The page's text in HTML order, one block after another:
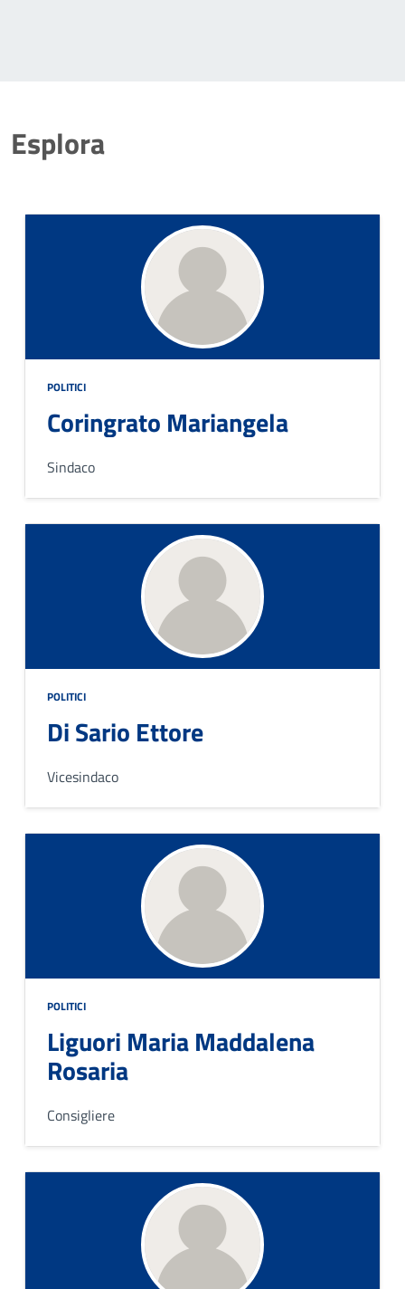
Esplora
POLITICI
Coringrato Mariangela
Sindaco
POLITICI
Di Sario Ettore
Vicesindaco
POLITICI
Liguori Maria Maddalena
Rosaria
Consigliere